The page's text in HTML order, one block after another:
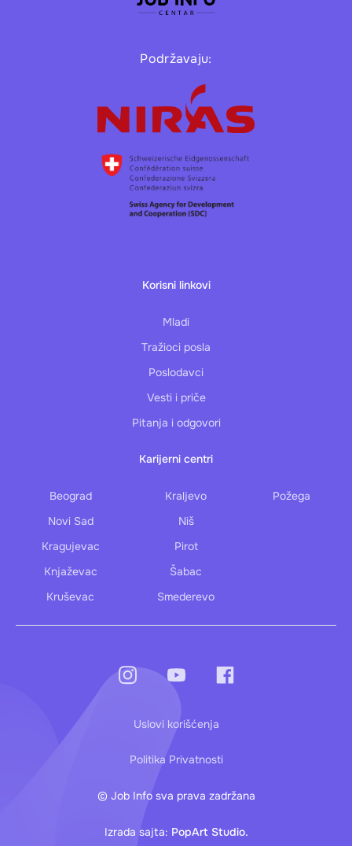
Podržavaju:
Korisni linkovi
Mladi
Tražioci posla
Poslodavci
Vesti i priče
Pitanja i odgovori
Karijerni centri
Beograd
Novi Sad
Kragujevac
Knjaževac
Kruševac
Kraljevo
Niš
Pirot
Šabac
Smederevo
Požega
© Job Info sva prava zadržana
Uslovi korišćenja
Politika Privatnosti
Izrada sajta: PopArt Studio.